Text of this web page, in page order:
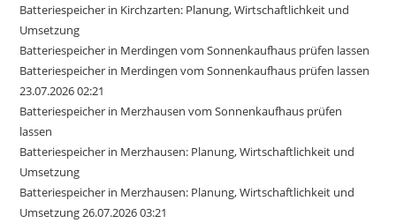
Batteriespeicher in Kirchzarten: Planung, Wirtschaftlichkeit und
Umsetzung
Batteriespeicher in Merdingen vom Sonnenkaufhaus prüfen lassen
Batteriespeicher in Merdingen vom Sonnenkaufhaus prüfen lassen
23.07.2026 02:21
Batteriespeicher in Merzhausen vom Sonnenkaufhaus prüfen
lassen
Batteriespeicher in Merzhausen: Planung, Wirtschaftlichkeit und
Umsetzung
Batteriespeicher in Merzhausen: Planung, Wirtschaftlichkeit und
Umsetzung 26.07.2026 03:21